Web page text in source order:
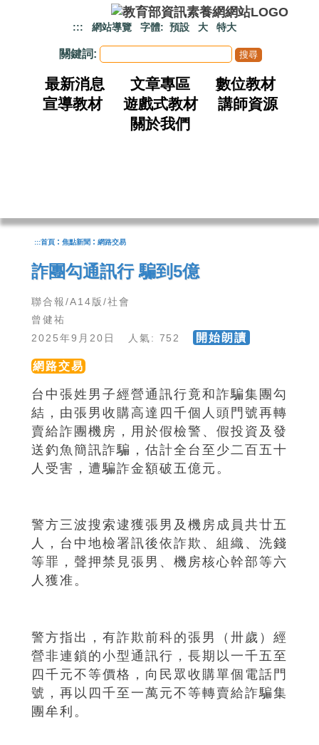
::: 網站導覽 字體: 預設 大 特大
關鍵詞:
最新消息 文章專區
數位教材
宣導教材
遊戲式教材
講師資源
關於我們
:::首頁 : 焦點新聞 : 網路交易
詐團勾通訊行 騙到5億
聯合報/A14版/社會
曾健祐
2025年9月20日 人氣: 752
開始朗讀
網路交易
台中張姓男子經營通訊行竟和詐騙集團勾
結，由張男收購高達四千個人頭門號再轉
賣給詐團機房，用於假檢警、假投資及發
送釣魚簡訊詐騙，估計全台至少二百五十
人受害，遭騙詐金額破五億元。
警方三波搜索逮獲張男及機房成員共廿五
人，台中地檢署訊後依詐欺、組織、洗錢
等罪，聲押禁見張男、機房核心幹部等六
人獲准。
警方指出，有詐欺前科的張男（卅歲）經
營非連鎖的小型通訊行，長期以一千五至
四千元不等價格，向民眾收購單個電話門
號，再以四千至一萬元不等轉賣給詐騙集
團牟利。